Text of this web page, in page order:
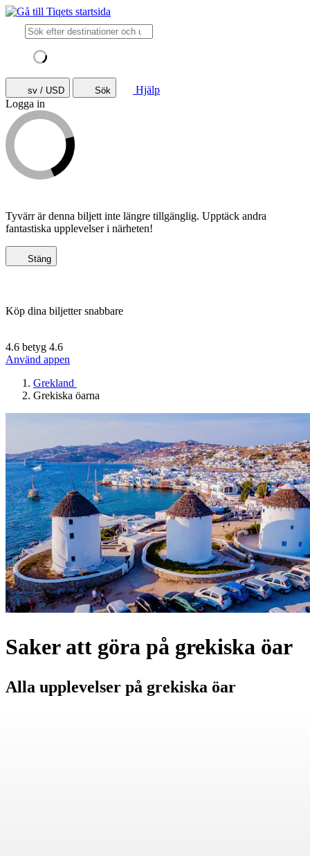
sv / USD Sök
Hjälp
Logga in
Tyvärr är denna biljett inte längre tillgänglig. Upptäck andra
fantastiska upplevelser i närheten!
Stäng
Köp dina biljetter snabbare
4.6 betyg 4.6
Använd appen
Grekland
Grekiska öarna
Saker att göra på grekiska öar
Alla upplevelser på grekiska öar